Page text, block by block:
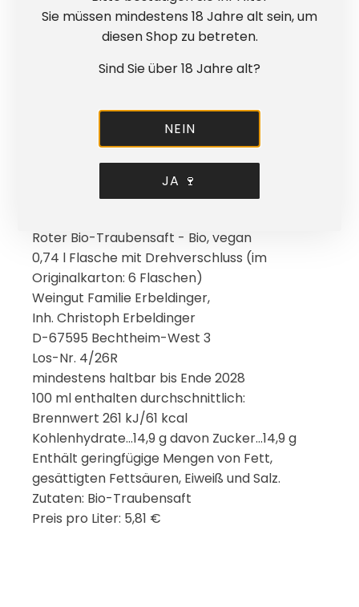
vom Alltag über das Essen bis zur festlichen
Runde mit großen und kleinen Gästen.
Los-Nr. 4/26R. Haltbar bis Ende 2028.
Bio-zertifiziert nachDE-ÖKO-022
Deutsche Landwirtschaft
Roter Bio-Traubensaft - Bio, vegan
0,74 l Flasche mit Drehverschluss (im
Originalkarton: 6 Flaschen)
Weingut Familie Erbeldinger,
Inh. Christoph Erbeldinger
D-67595 Bechtheim-West 3
Los-Nr. 4/26R
mindestens haltbar bis Ende 2028
100 ml enthalten durchschnittlich:
Brennwert 261 kJ/61 kcal
Kohlenhydrate...14,9 g davon Zucker...14,9 g
Enthält geringfügige Mengen von Fett,
gesättigten Fettsäuren, Eiweiß und Salz.
Zutaten: Bio-Traubensaft
Preis pro Liter: 5,81 €
Sie müssen mindestens 18 Jahre alt sein, um
diesen Shop zu betreten.
Sind Sie über 18 Jahre alt?
NEIN
JA 🍷